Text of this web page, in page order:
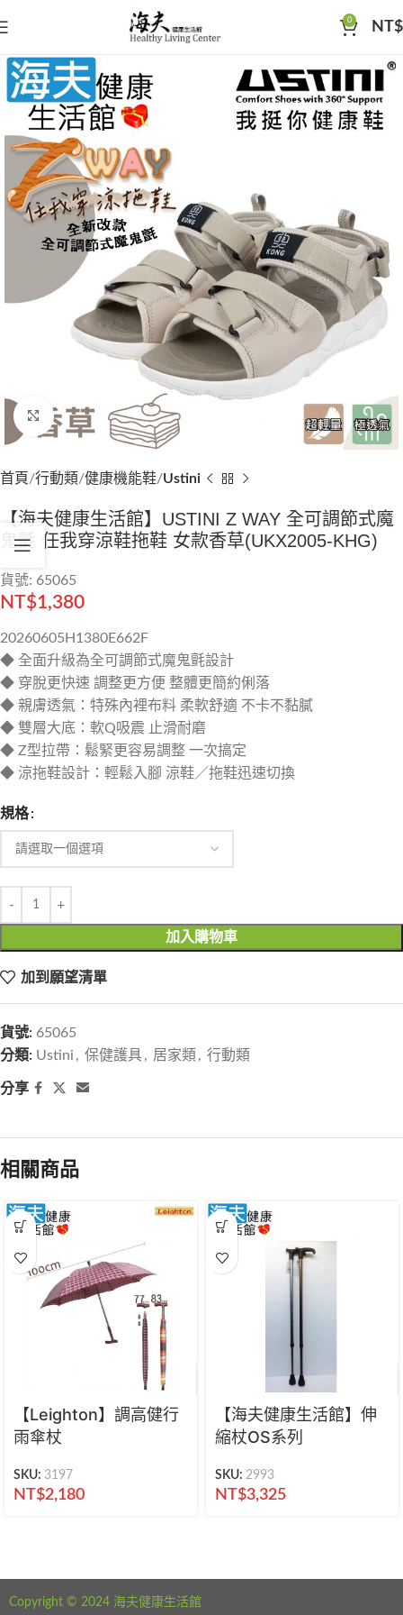
0 NT$
Click to enlarge
首頁 行動類 健康機能鞋 Ustini
【海夫健康生活館】USTINI Z WAY 全可調節式魔
鬼氈 任我穿涼鞋拖鞋 女款香草(UKX2005-KHG)
貨號: 65065
NT$1,380
20260605H1380E662F
◆ 全面升級為全可調節式魔鬼氈設計
◆ 穿脫更快速 調整更方便 整體更簡約俐落
◆ 親膚透氣：特殊內裡布料 柔軟舒適 不卡不黏膩
◆ 雙層大底：軟Q吸震 止滑耐磨
◆ Z型拉帶：鬆緊更容易調整 一次搞定
◆ 涼拖鞋設計：輕鬆入腳 涼鞋／拖鞋迅速切換
規格
加入購物車
加到願望清單
貨號: 65065
分類: Ustini , 保健護具, 居家類 , 行動類
分享
相關商品
【Leighton】調高健行
雨傘杖
SKU: 3197
NT$2,180
【海夫健康生活館】伸
縮杖OS系列
SKU: 2993
NT$3,325
Copyright © 2024 海夫健康生活館